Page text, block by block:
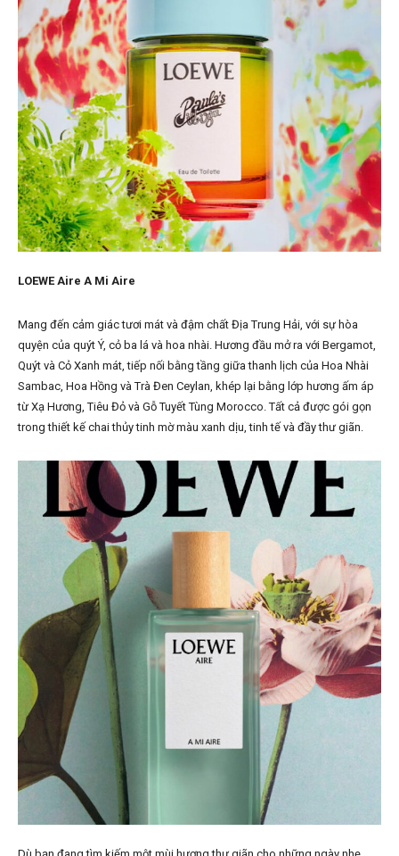
LOEWE Aire A Mi Aire
Mang đến cảm giác tươi mát và đậm chất Địa Trung Hải, với sự hòa
quyện của quýt Ý, cỏ ba lá và hoa nhài. Hương đầu mở ra với Bergamot,
Quýt và Cỏ Xanh mát, tiếp nối bằng tầng giữa thanh lịch của Hoa Nhài
Sambac, Hoa Hồng và Trà Đen Ceylan, khép lại bằng lớp hương ấm áp
từ Xạ Hương, Tiêu Đỏ và Gỗ Tuyết Tùng Morocco. Tất cả được gói gọn
trong thiết kế chai thủy tinh mờ màu xanh dịu, tinh tế và đầy thư giãn.